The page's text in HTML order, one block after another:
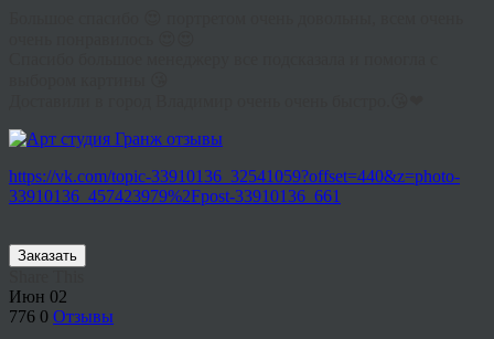
https://vk.com/topic-33910136_32541059?offset=440&z=photo-
33910136_457423979%2Fpost-33910136_661
Заказать
Июн 02
776 0 Отзывы